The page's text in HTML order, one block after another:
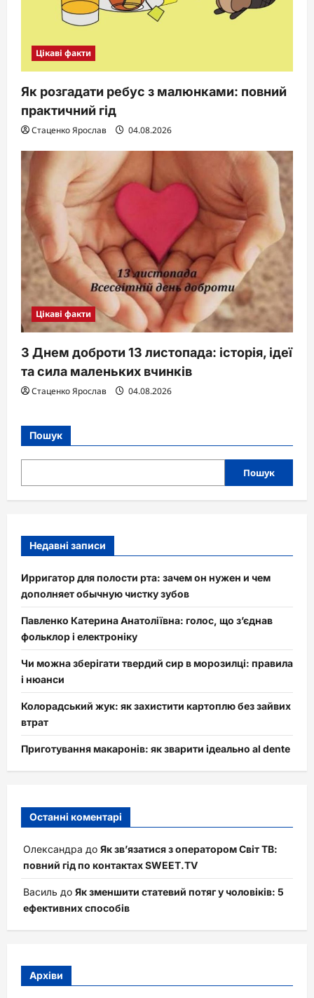
Цікаві факти
Як розгадати ребус з малюнками: повний
практичний гід
Стаценко Ярослав 04.08.2026
Цікаві факти
З Днем доброти 13 листопада: історія, ідеї
та сила маленьких вчинків
Стаценко Ярослав 04.08.2026
Пошук
Пошук
Недавні записи
Ирригатор для полости рта: зачем он нужен и чем
дополняет обычную чистку зубов
Павленко Катерина Анатоліївна: голос, що з’єднав
фольклор і електроніку
Чи можна зберігати твердий сир в морозилці: правила
і нюанси
Колорадський жук: як захистити картоплю без зайвих
втрат
Приготування макаронів: як зварити ідеально al dente
Останні коментарі
Олександра до Як зв’язатися з оператором Світ ТВ:
повний гід по контактах SWEET.TV
Василь до Як зменшити статевий потяг у чоловіків: 5
ефективних способів
Архіви